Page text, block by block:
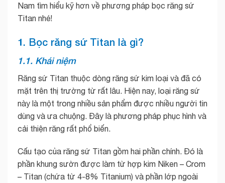
Nam tìm hiểu kỹ hơn về phương pháp bọc răng sứ
Titan nhé!
1. Bọc răng sứ Titan là gì?
1.1. Khái niệm
Răng sứ Titan thuộc dòng răng sứ kim loại và đã có
mặt trên thị trường từ rất lâu. Hiện nay, loại răng sứ
này là một trong nhiều sản phẩm được nhiều người tin
dùng và ưa chuộng. Đây là phương pháp phục hình và
cải thiện răng rất phổ biến.
Cấu tạo của răng sứ Titan gồm hai phần chính. Đó là
phần khung sườn được làm từ hợp kim Niken – Crom
– Titan (chứa từ 4-8% Titanium) và phần lớp ngoài